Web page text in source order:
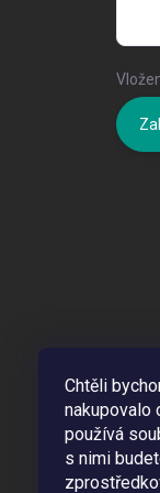
Chtěli
nakupovalo
používá
s nimi